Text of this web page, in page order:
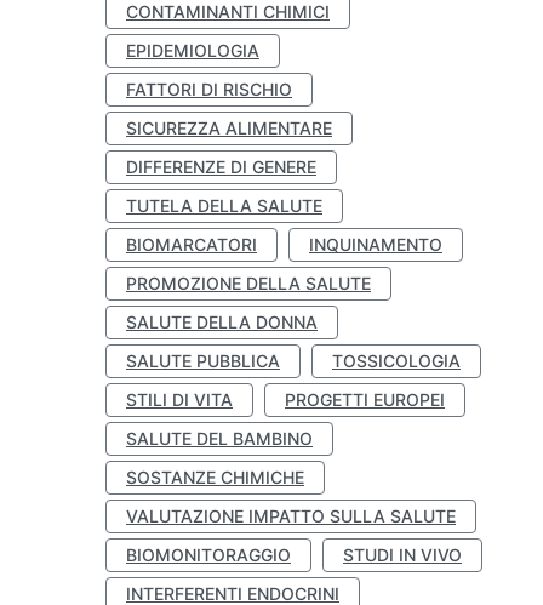
CONTAMINANTI CHIMICI
EPIDEMIOLOGIA
FATTORI DI RISCHIO
SICUREZZA ALIMENTARE
DIFFERENZE DI GENERE
TUTELA DELLA SALUTE
BIOMARCATORI
INQUINAMENTO
PROMOZIONE DELLA SALUTE
SALUTE DELLA DONNA
SALUTE PUBBLICA
TOSSICOLOGIA
STILI DI VITA
PROGETTI EUROPEI
SALUTE DEL BAMBINO
SOSTANZE CHIMICHE
VALUTAZIONE IMPATTO SULLA SALUTE
BIOMONITORAGGIO
STUDI IN VIVO
INTERFERENTI ENDOCRINI